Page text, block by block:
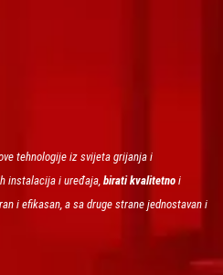
tehnologije iz svijeta grijanja i
instalacija i uređaja, birati kvalitetno i
i efikasan, a sa druge strane jednostavan i